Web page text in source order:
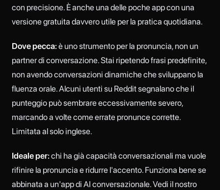
con precisione. È anche una delle poche app con una
versione gratuita davvero utile per la pratica quotidiana.
Dove pecca: è uno strumento per la pronuncia, non un
partner di conversazione. Stai ripetendo frasi predefinite,
non avendo conversazioni dinamiche che sviluppano la
fluenza orale. Alcuni utenti su Reddit segnalano che il
punteggio può sembrare eccessivamente severo,
marcando a volte come errate pronunce corrette.
Limitata al solo inglese.
Ideale per: chi ha già capacità conversazionali ma vuole
rifinire la pronuncia e ridurre l'accento. Funziona bene se
abbinata a un'app di AI conversazionale. Vedi il nostro